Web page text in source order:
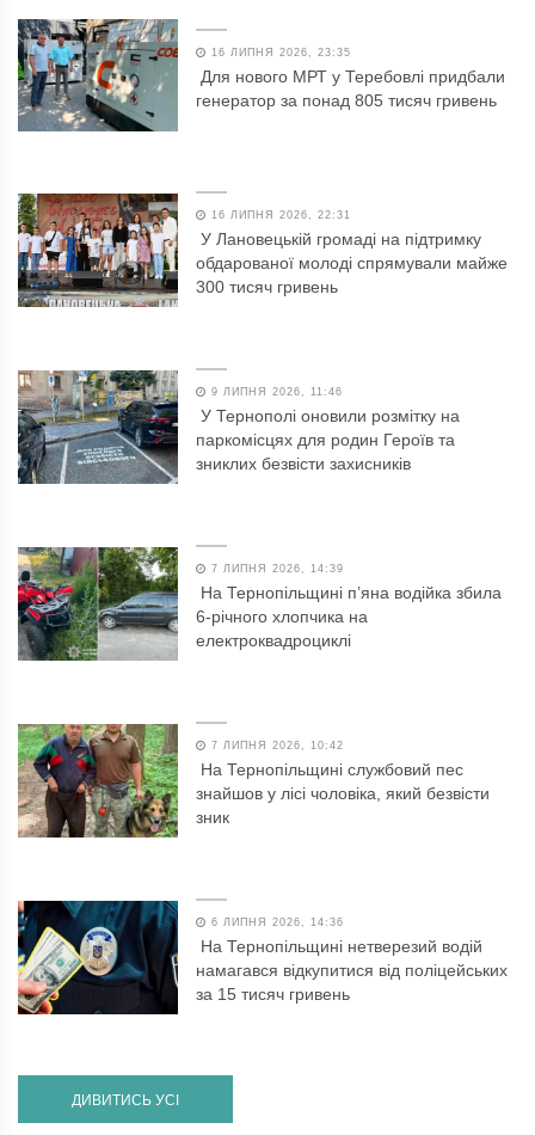
16 ЛИПНЯ 2026, 23:35
Для нового МРТ у Теребовлі придбали
генератор за понад 805 тисяч гривень
16 ЛИПНЯ 2026, 22:31
У Лановецькій громаді на підтримку
обдарованої молоді спрямували майже
300 тисяч гривень
9 ЛИПНЯ 2026, 11:46
У Тернополі оновили розмітку на
паркомісцях для родин Героїв та
зниклих безвісти захисників
7 ЛИПНЯ 2026, 14:39
На Тернопільщині п’яна водійка збила
6-річного хлопчика на
електроквадроциклі
7 ЛИПНЯ 2026, 10:42
На Тернопільщині службовий пес
знайшов у лісі чоловіка, який безвісти
зник
6 ЛИПНЯ 2026, 14:36
На Тернопільщині нетверезий водій
намагався відкупитися від поліцейських
за 15 тисяч гривень
ДИВИТИСЬ УСІ